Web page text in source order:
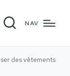
NAV
des vêtements